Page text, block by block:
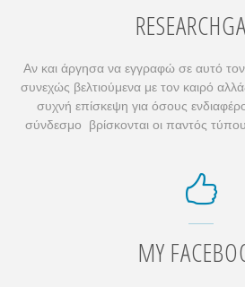
Αν και άργησα να εγγραφώ σε αυτό
συνεχώς βελτιούμενα με τον καιρό
συχνή επίσκεψη για όσους
σύνδεσμο βρίσκονται οι παντός τύπου
MY